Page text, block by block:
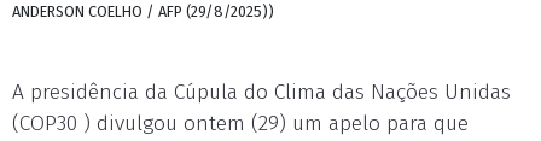
ANDERSON COELHO / AFP (29/8/2025))
A presidência da Cúpula do Clima das Nações Unidas
(COP30 ) divulgou ontem (29) um apelo para que